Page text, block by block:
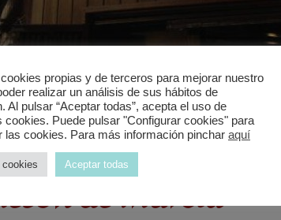
de Murcia
propias y de terceros para mejorar nuestro
realizar un análisis de sus hábitos de
Al pulsar “Aceptar todas”, acepta el uso de
cookies. Puede pulsar "Configurar cookies" para
las cookies. Para más información pinchar aquí
cookies Aceptar todas